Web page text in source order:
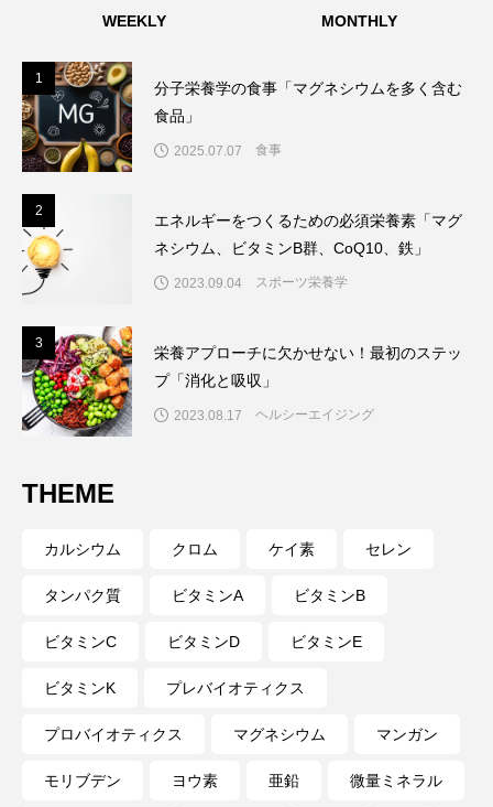
WEEKLY MONTHLY
1
分子栄養学の食事「マグネシウムを多く含む
食品」
2025.07.07 食事
2
エネルギーをつくるための必須栄養素「マグ
ネシウム、ビタミンB群、CoQ10、鉄」
2023.09.04 スポーツ栄養学
3
栄養アプローチに欠かせない！最初のステッ
プ「消化と吸収」
2023.08.17 ヘルシーエイジング
THEME
カルシウム クロム ケイ素 セレン
タンパク質 ビタミンA ビタミンB
ビタミンC ビタミンD ビタミンE
ビタミンK プレバイオティクス
プロバイオティクス マグネシウム マンガン
モリブデン ヨウ素 亜鉛 微量ミネラル